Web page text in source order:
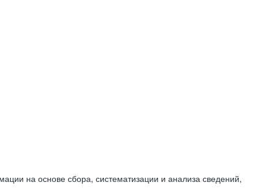
на основе сбора, систематизации и анализа сведений,